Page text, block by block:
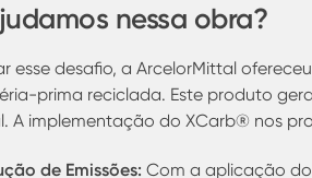
nessa obra?
esse desafio, a ArcelorMittal
prima reciclada. Este produto
A implementação do XCarb®nos
de Emissões: Com a aplicação